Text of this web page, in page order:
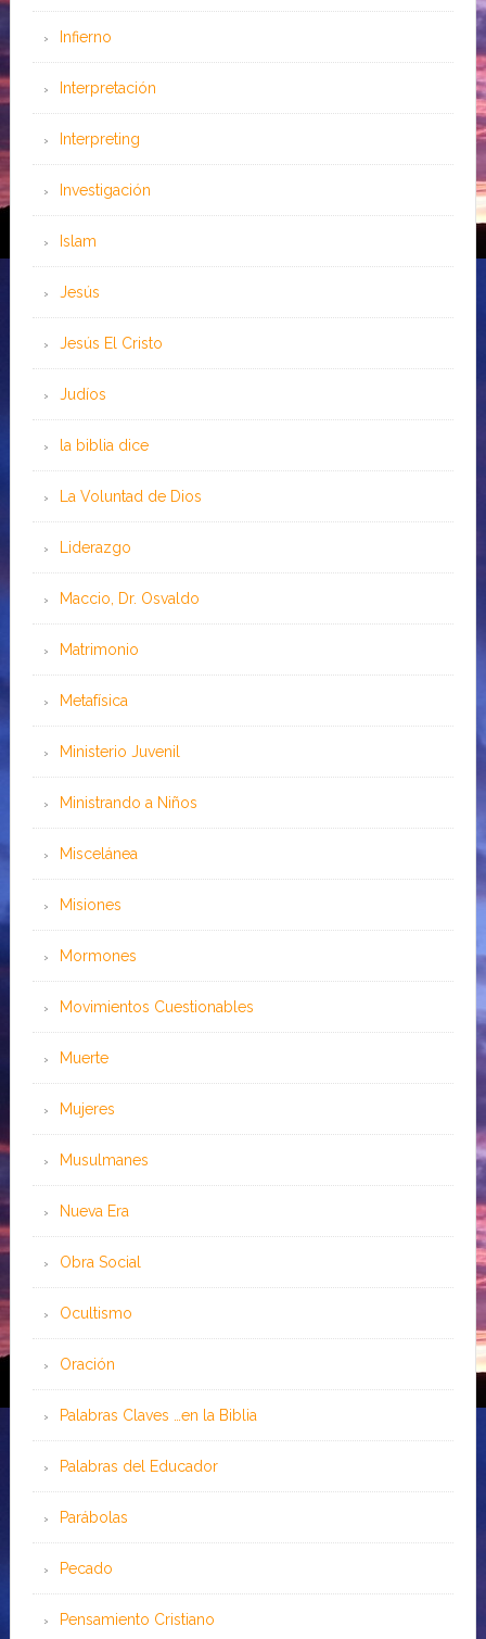
Infierno
Interpretación
Interpreting
Investigación
Islam
Jesús
Jesús El Cristo
Judíos
la biblia dice
La Voluntad de Dios
Liderazgo
Maccio, Dr. Osvaldo
Matrimonio
Metafísica
Ministerio Juvenil
Ministrando a Niños
Miscelánea
Misiones
Mormones
Movimientos Cuestionables
Muerte
Mujeres
Musulmanes
Nueva Era
Obra Social
Ocultismo
Oración
Palabras Claves …en la Biblia
Palabras del Educador
Parábolas
Pecado
Pensamiento Cristiano